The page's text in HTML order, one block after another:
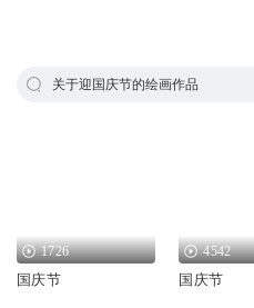
关于迎国庆节的绘画作品
1726
国庆节
4542
国庆节